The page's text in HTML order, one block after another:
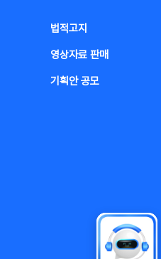
법적고지
영상자료 판매
기획안 공모